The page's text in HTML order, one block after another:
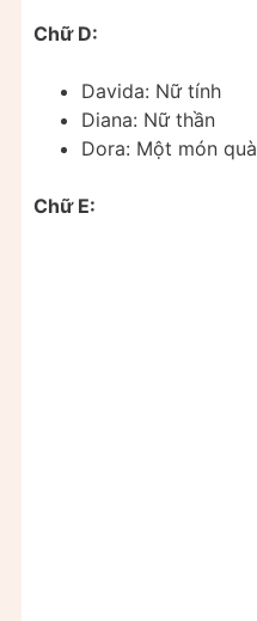
Chữ D:
Davida: Nữ tính
Diana: Nữ thần
Dora: Một món quà
Chữ E: